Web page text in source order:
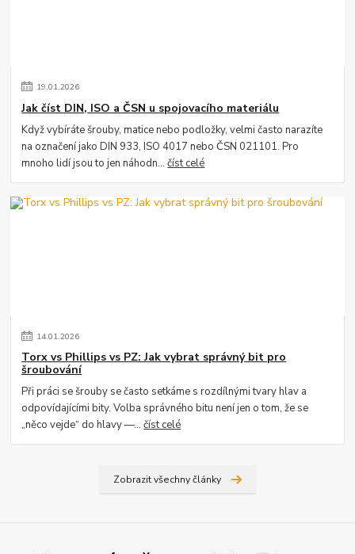
19.01.2026
Jak číst DIN, ISO a ČSN u spojovacího materiálu
Když vybíráte šrouby, matice nebo podložky, velmi často narazíte
na označení jako DIN 933, ISO 4017 nebo ČSN 021101. Pro
mnoho lidí jsou to jen náhodn...číst celé
14.01.2026
Torx vs Phillips vs PZ: Jak vybrat správný bit pro
šroubování
Při práci se šrouby se často setkáme s rozdílnými tvary hlav a
odpovídajícími bity. Volba správného bitu není jen o tom, že se
„něco vejde“ do hlavy —...číst celé
Zobrazit všechny články